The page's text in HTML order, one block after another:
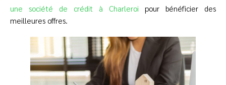
une société de crédit à Charleroi pour bénéficier des
meilleures offres.